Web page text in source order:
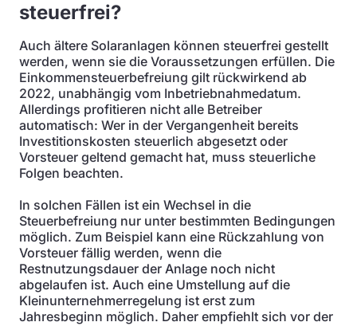
steuerfrei?
Auch ältere Solaranlagen können steuerfrei gestellt
werden, wenn sie die Voraussetzungen erfüllen. Die
Einkommensteuerbefreiung gilt rückwirkend ab
2022, unabhängig vom Inbetriebnahmedatum.
Allerdings profitieren nicht alle Betreiber
automatisch: Wer in der Vergangenheit bereits
Investitionskosten steuerlich abgesetzt oder
Vorsteuer geltend gemacht hat, muss steuerliche
Folgen beachten.
In solchen Fällen ist ein Wechsel in die
Steuerbefreiung nur unter bestimmten Bedingungen
möglich. Zum Beispiel kann eine Rückzahlung von
Vorsteuer fällig werden, wenn die
Restnutzungsdauer der Anlage noch nicht
abgelaufen ist. Auch eine Umstellung auf die
Kleinunternehmerregelung ist erst zum
Jahresbeginn möglich. Daher empfiehlt sich vor der